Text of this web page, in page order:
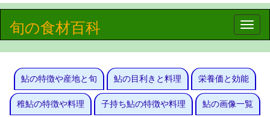
Toggle
旬の食材百科
鮎の特徴や産地と旬 鮎の目利きと料理 栄養価と効能
稚鮎の特徴や料理 子持ち鮎の特徴や料理 鮎の画像一覧